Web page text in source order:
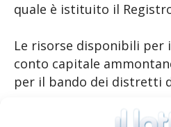
quale è istituito il
Le risorse disponibili per
conto capitale
per il bando dei distretti
Laddove la richiesta di